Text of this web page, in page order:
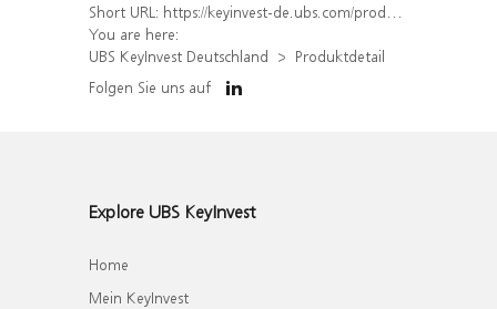
Short URL: https://keyinvest-de.ubs.com/produkt/detail/index/isin/DE000WA85MD9
You are here:
UBS KeyInvest Deutschland
Produktdetail
Folgen Sie uns auf
Explore UBS KeyInvest
Home
Mein KeyInvest